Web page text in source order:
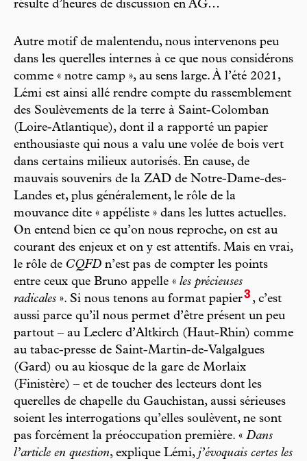
résulte d’heures de discussion en AG…
Autre motif de malentendu, nous intervenons peu
dans les querelles internes à ce que nous considérons
comme « notre camp », au sens large. À l’été 2021,
Lémi est ainsi allé rendre compte du rassemblement
des Soulèvements de la terre à Saint-Colomban
(Loire-Atlantique), dont il a rapporté un papier
enthousiaste qui nous a valu une volée de bois vert
dans certains milieux autorisés. En cause, de
mauvais souvenirs de la ZAD de Notre-Dame-des-
Landes et, plus généralement, le rôle de la
mouvance dite « appéliste » dans les luttes actuelles.
On entend bien ce qu’on nous reproche, on est au
courant des enjeux et on y est attentifs. Mais en vrai,
le rôle de CQFD n’est pas de compter les points
entre ceux que Bruno appelle « les précieuses
radicales ». Si nous tenons au format papier3 , c’est
aussi parce qu’il nous permet d’être présent un peu
partout – au Leclerc d’Altkirch (Haut-Rhin) comme
au tabac-presse de Saint-Martin-de-Valgalgues
(Gard) ou au kiosque de la gare de Morlaix
(Finistère) – et de toucher des lecteurs dont les
querelles de chapelle du Gauchistan, aussi sérieuses
soient les interrogations qu’elles soulèvent, ne sont
pas forcément la préoccupation première. « Dans
l’article en question, explique Lémi, j’évoquais certes les